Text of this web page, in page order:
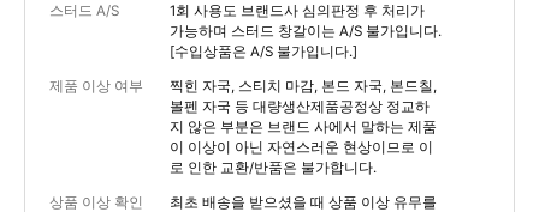
스터드 A/S
1회 사용도 브랜드사 심의판정 후 처리가
가능하며 스터드 창갈이는 A/S 불가입니다.
[수입상품은 A/S 불가입니다.]
제품 이상 여부
찍힌 자국, 스티치 마감, 본드 자국, 본드칠,
볼펜 자국 등 대량생산제품공정상 정교하
지 않은 부분은 브랜드 사에서 말하는 제품
이 이상이 아닌 자연스러운 현상이므로 이
로 인한 교환/반품은 불가합니다.
상품 이상 확인
최초 배송을 받으셨을 때 상품 이상 유무를